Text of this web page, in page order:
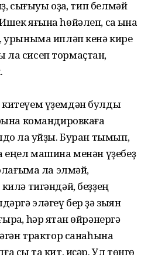
сығыуы оҙаҡ, тип белмәй
яғына һөйәлеп, саҡ ҡына
урыныма ипләп кенә кире
сисеп тормаҫтан,
үҙемдән булды
командировкаға
ла ҡуйҙы. Буран тымып,
еңел машина менән үҙебеҙ
ла элмәй,
тигәндәй, беҙҙең
эләгеү бер ҙә зыян
һәр яҡтан өйрәнергә
трактор санаһына
сыҡ та кит, иҫәр. Ул төнгө